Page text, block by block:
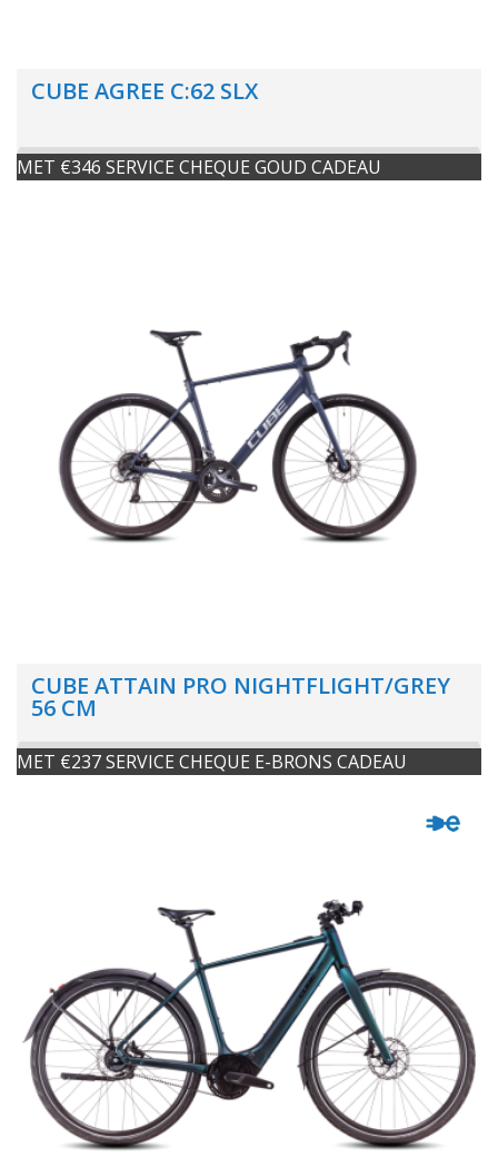
CUBE AGREE C:62 SLX
MET €346 SERVICE CHEQUE GOUD CADEAU
CUBE ATTAIN PRO NIGHTFLIGHT/GREY
56 CM
MET €237 SERVICE CHEQUE E-BRONS CADEAU